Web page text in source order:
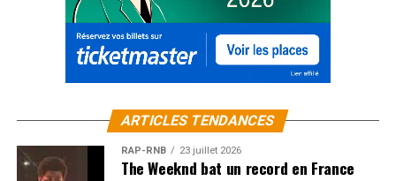
ARTICLES TENDANCES
RAP-RNB 23 juillet 2026
The Weeknd bat un record en France